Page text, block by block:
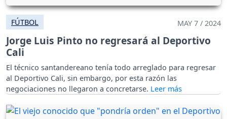
FÚTBOL MAY 7 / 2024
Jorge Luis Pinto no regresará al Deportivo
Cali
El técnico santandereano tenía todo arreglado para regresar
al Deportivo Cali, sin embargo, por esta razón las
negociaciones no llegaron a concretarse.